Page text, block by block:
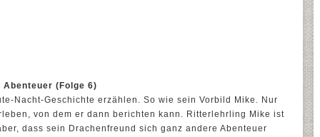
(Folge 6)
Nacht-Geschichte erzählen. So wie sein Vorbild Mike. Nur
von dem er dann berichten kann. Ritterlehrling Mike ist
dass sein Drachenfreund sich ganz andere Abenteuer